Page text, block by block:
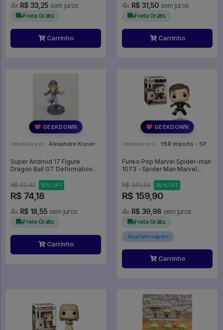
4x R$ 33,25 sem juros
Frete Grátis
Carrinho
4x R$ 31,50 sem juros
Frete Grátis
Carrinho
💖 GEEKDOWN
Vendido por: Alexandre Kisner - PR
Super Android 17 Figure
Dragon Ball GT Deformation
Z
R$ 82,42 10% OFF
R$ 74,18
4x R$ 18,55 sem juros
Frete Grátis
Carrinho
💖 GEEKDOWN
Vendido por: YBR Imports - SP
Funko Pop Marvel Spider-man
1073 - Spider Man Marvel
R$ 249,84
36% OFF
R$ 159,90
4x R$ 39,98 sem juros
Frete Grátis
Aqui tem cupom
Carrinho